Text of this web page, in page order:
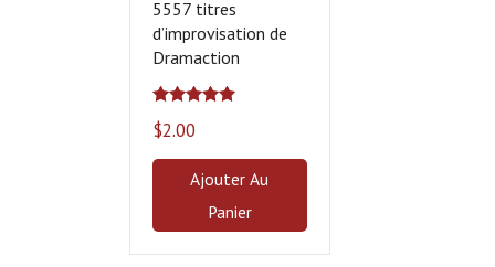
5557 titres
d’improvisation de
Dramaction
sur 5
$2.00
Ajouter Au
Panier